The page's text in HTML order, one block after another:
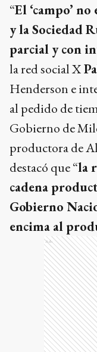
“El ‘campo’
y la Sociedad
parcial y con
la red social X
Henderson e
al pedido de
Gobierno de
productora de
destacó que “la
cadena
Gobierno
encima al
Ads